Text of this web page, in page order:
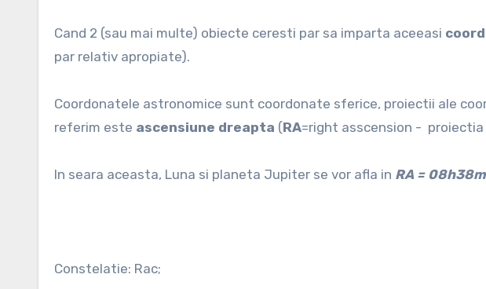
Cand 2 (sau mai multe) obiecte ceresti par sa imparta aceeasi
par relativ apropiate).
Coordonatele astronomice sunt coordonate sferice, proiectii ale
referim este ascensiune dreapta (RA=right asscension -
In seara aceasta, Luna si planeta Jupiter se vor afla in RA =
Constelatie: Rac;